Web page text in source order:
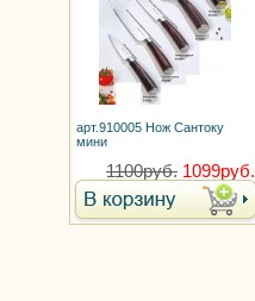
арт.910005 Нож Сантоку
мини
1100руб. 1099руб.